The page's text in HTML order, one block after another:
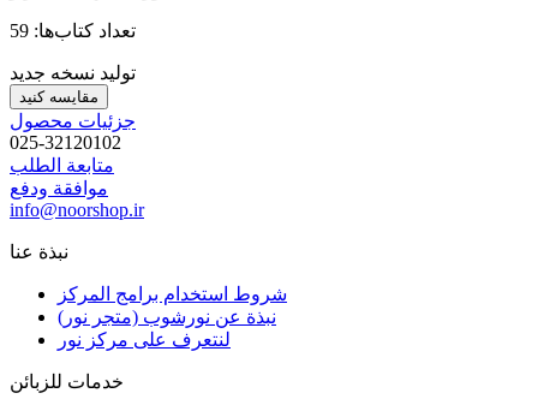
تعداد کتاب‌ها: 59
تولید نسخه جدید
مقایسه کنید
جزئیات محصول
025-32120102
متابعة الطلب
موافقة ودفع
info@noorshop.ir
نبذة عنا
شروط استخدام برامج المركز
نبذة عن نورشوب (متجر نور)
لنتعرف على مركز نور
خدمات للزبائن